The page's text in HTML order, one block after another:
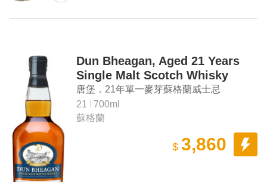
Dun Bheagan, Aged 21 Years
Single Malt Scotch Whisky
唐堡．21年單一麥芽蘇格蘭威士忌
21
700ml
蘇格蘭
$ 3,860